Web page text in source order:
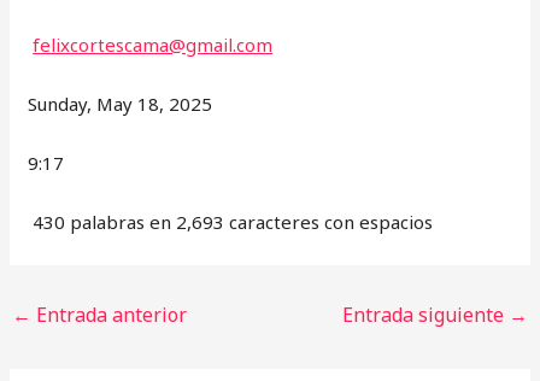
felixcortescama@gmail.com
Sunday, May 18, 2025
9:17
430 palabras en 2,693 caracteres con espacios
← Entrada anterior Entrada siguiente →